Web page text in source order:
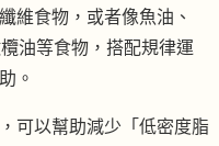
維食物，或者像魚油、
油等食物，搭配規律運
。
可以幫助減少「低密度脂